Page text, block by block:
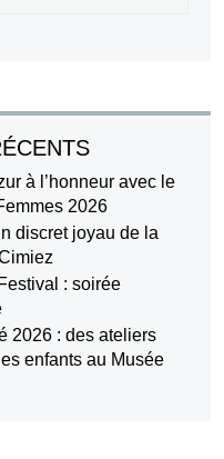
à l’honneur avec le
2026
discret joyau de la
: soirée
2026 : des ateliers
enfants au Musée